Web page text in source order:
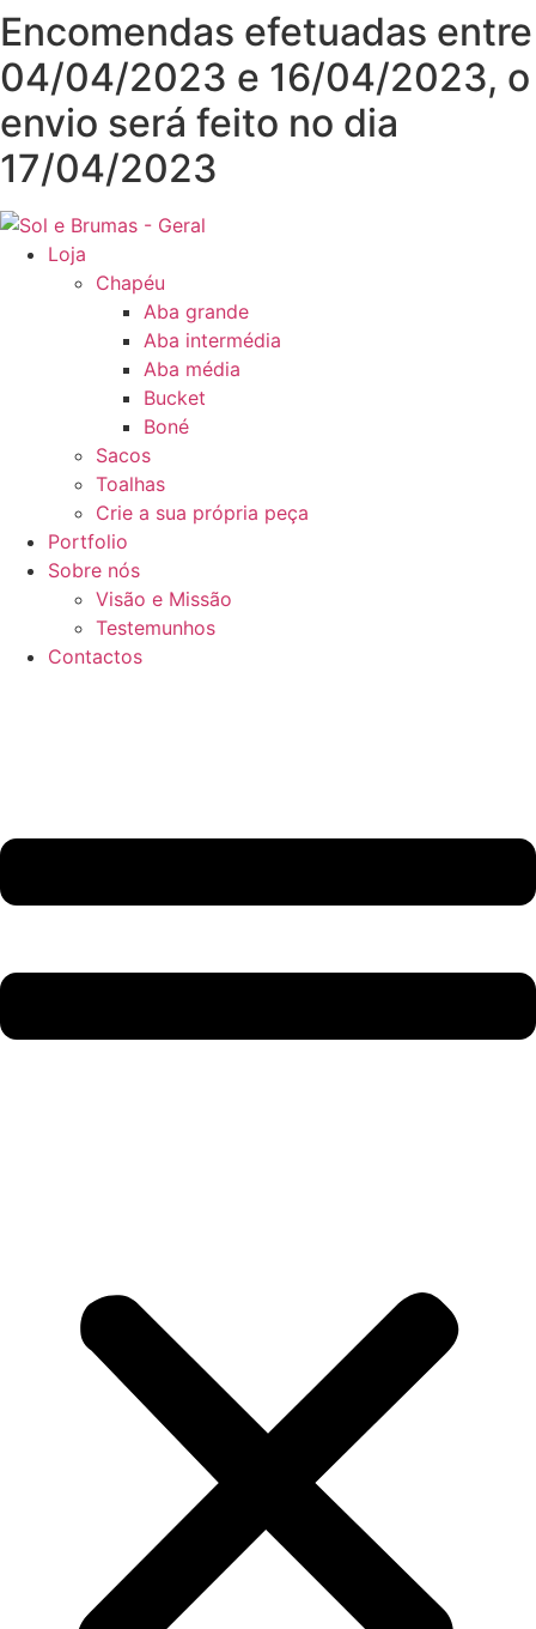
Pular
para
o
conteúdo
Encomendas efetuadas entre
04/04/2023 e 16/04/2023, o
envio será feito no dia
17/04/2023
Loja
Chapéu
Aba grande
Aba intermédia
Aba média
Bucket
Boné
Sacos
Toalhas
Crie a sua própria peça
Portfolio
Sobre nós
Visão e Missão
Testemunhos
Contactos